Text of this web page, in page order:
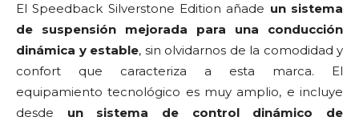
El Speedback Silverstone Edition añade un sistema
de suspensión mejorada para una conducción
dinámica y estable, sin olvidarnos de la comodidad y
confort que caracteriza a esta marca. El
equipamiento tecnológico es muy amplio, e incluye
desde un sistema de control dinámico de